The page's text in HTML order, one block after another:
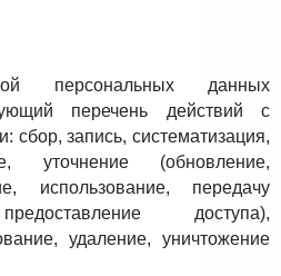
персональных данных
перечень действий с
запись, систематизация,
уточнение (обновление,
использование, передачу
доступа),
удаление, уничтожение